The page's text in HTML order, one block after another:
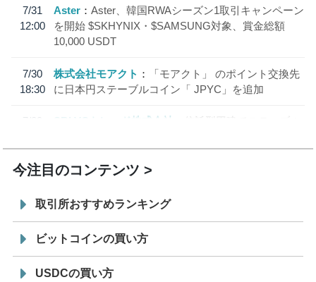
7/31
12:00
Aster
Aster、韓国RWAシーズン1取引キャンペーン
を開始 $SKHYNIX・$SAMSUNG対象、賞金総額
10,000 USDT
7/30
18:30
株式会社モアクト
「モアクト」 のポイント交換先
に日本円ステーブルコイン「 JPYC」を追加
7/29
SBI VCトレード株式会社
信託型円建てステーブル
今注目のコンテンツ
取引所おすすめランキング
ビットコインの買い方
USDCの買い方